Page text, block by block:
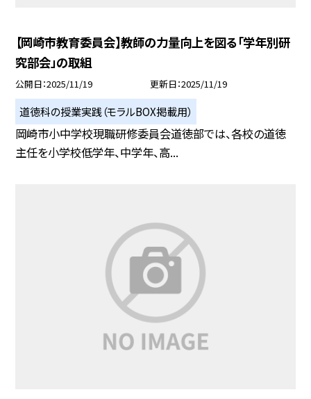
【岡崎市教育委員会】教師の力量向上を図る「学年別研
究部会」の取組
公開日 2025/11/19 更新日 2025/11/19
道徳科の授業実践（モラルBOX掲載用）
岡崎市小中学校現職研修委員会道徳部では、各校の道徳
主任を小学校低学年、中学年、高...